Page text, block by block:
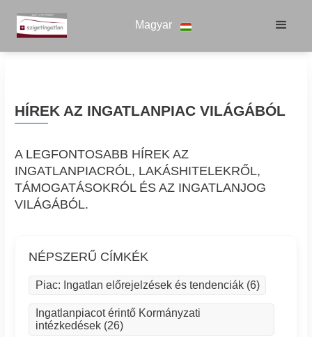
Magyar
HÍREK AZ INGATLANPIAC VILÁGÁBÓL
A LEGFONTOSABB HÍREK AZ
INGATLANPIACRÓL, LAKÁSHITELEKRŐL,
TÁMOGATÁSOKRÓL ÉS AZ INGATLANJOG
VILÁGÁBÓL.
NÉPSZERŰ CÍMKÉK
Piac: Ingatlan előrejelzések és tendenciák (6)
Ingatlanpiacot érintő Kormányzati
intézkedések (26)